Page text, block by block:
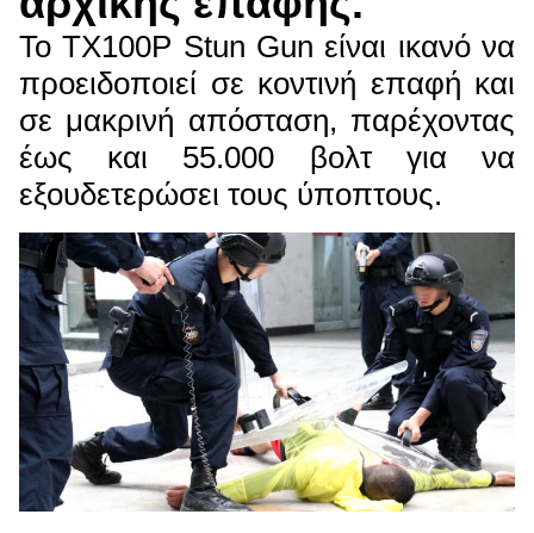
Το TX100P Stun Gun είναι ικανό να
προειδοποιεί σε κοντινή επαφή και
σε μακρινή απόσταση, παρέχοντας
έως και 55.000 βολτ για να
εξουδετερώσει τους ύποπτους.